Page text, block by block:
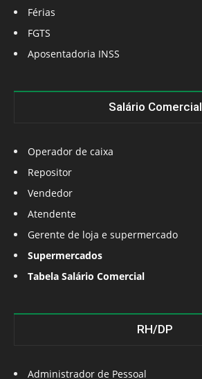
Férias
FGTS
Aposentadoria INSS
Salário Comercial
Operador de caixa
Repositor
Vendedor
Atendente
Gerente de loja e supermercado
Supermercados
Tabela Salário Comercial
RH/DP
Administrador de Pessoal